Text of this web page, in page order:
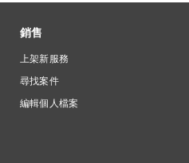
銷售
上架新服務
尋找案件
編輯個人檔案